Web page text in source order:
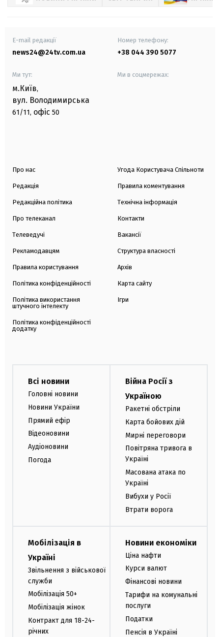
E-mail редакції
news24@24tv.com.ua
Номер телефону:
+38 044 390 5077
Ми тут:
м.Київ,
вул. Володимирська
61/11, офіс 50
Ми в соцмережах:
Про нас
Редакція
Редакційна політика
Про телеканал
Телеведучі
Рекламодавцям
Правила користування
Політика конфіденційності
Політика використання
штучного інтелекту
Політика конфіденційності
додатку
Угода Користувача Спільноти
Правила коментування
Технічна інформація
Контакти
Вакансії
Структура власності
Архів
Карта сайту
Ігри
Всі новини
Головні новини
Новини України
Прямий ефір
Відеоновини
Аудіоновини
Погода
Війна Росії з
Україною
Ракетні обстріли
Карта бойових дій
Мирні переговори
Повітряна тривога в
Україні
Масована атака по
Україні
Вибухи у Росії
Втрати ворога
Мобілізація в
Україні
Звільнення з військової
служби
Мобілізація 50+
Мобілізація жінок
Контракт для 18-24-
річних
Новини економіки
Ціна нафти
Курси валют
Фінансові новини
Тарифи на комунальні
послуги
Податки
Пенсія в Україні